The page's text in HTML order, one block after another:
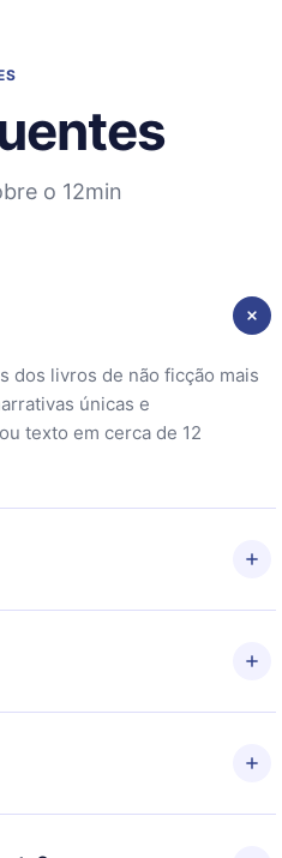
o 12min
dos livros de não ficção mais
únicas e
texto em cerca de 12
biblioteca. Se por algum
em contato com nossa
a compra e solicitar o
de cobrança. Por
anual, após confirmar a
e cobrado após o aniversário
nossa biblioteca de 2500+
que você pode ler ou